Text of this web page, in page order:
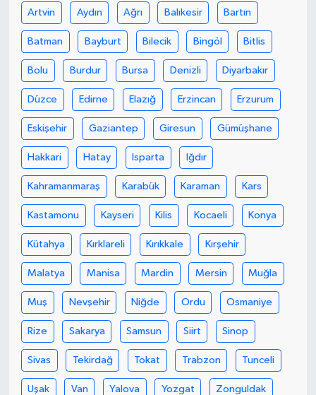
Artvin Aydın Ağrı Balıkesir Bartın
Batman Bayburt Bilecik Bingöl Bitlis
Bolu Burdur Bursa Denizli Diyarbakır
Düzce Edirne Elazığ Erzincan Erzurum
Eskişehir Gaziantep Giresun Gümüşhane
Hakkari Hatay Isparta Iğdır
Kahramanmaraş Karabük Karaman Kars
Kastamonu Kayseri Kilis Kocaeli Konya
Kütahya Kırklareli Kırıkkale Kırşehir
Malatya Manisa Mardin Mersin Muğla
Muş Nevşehir Niğde Ordu Osmaniye
Rize Sakarya Samsun Siirt Sinop
Sivas Tekirdağ Tokat Trabzon Tunceli
Uşak Van Yalova Yozgat Zonguldak
Akhisar Emlak
Ülke
Etiketler